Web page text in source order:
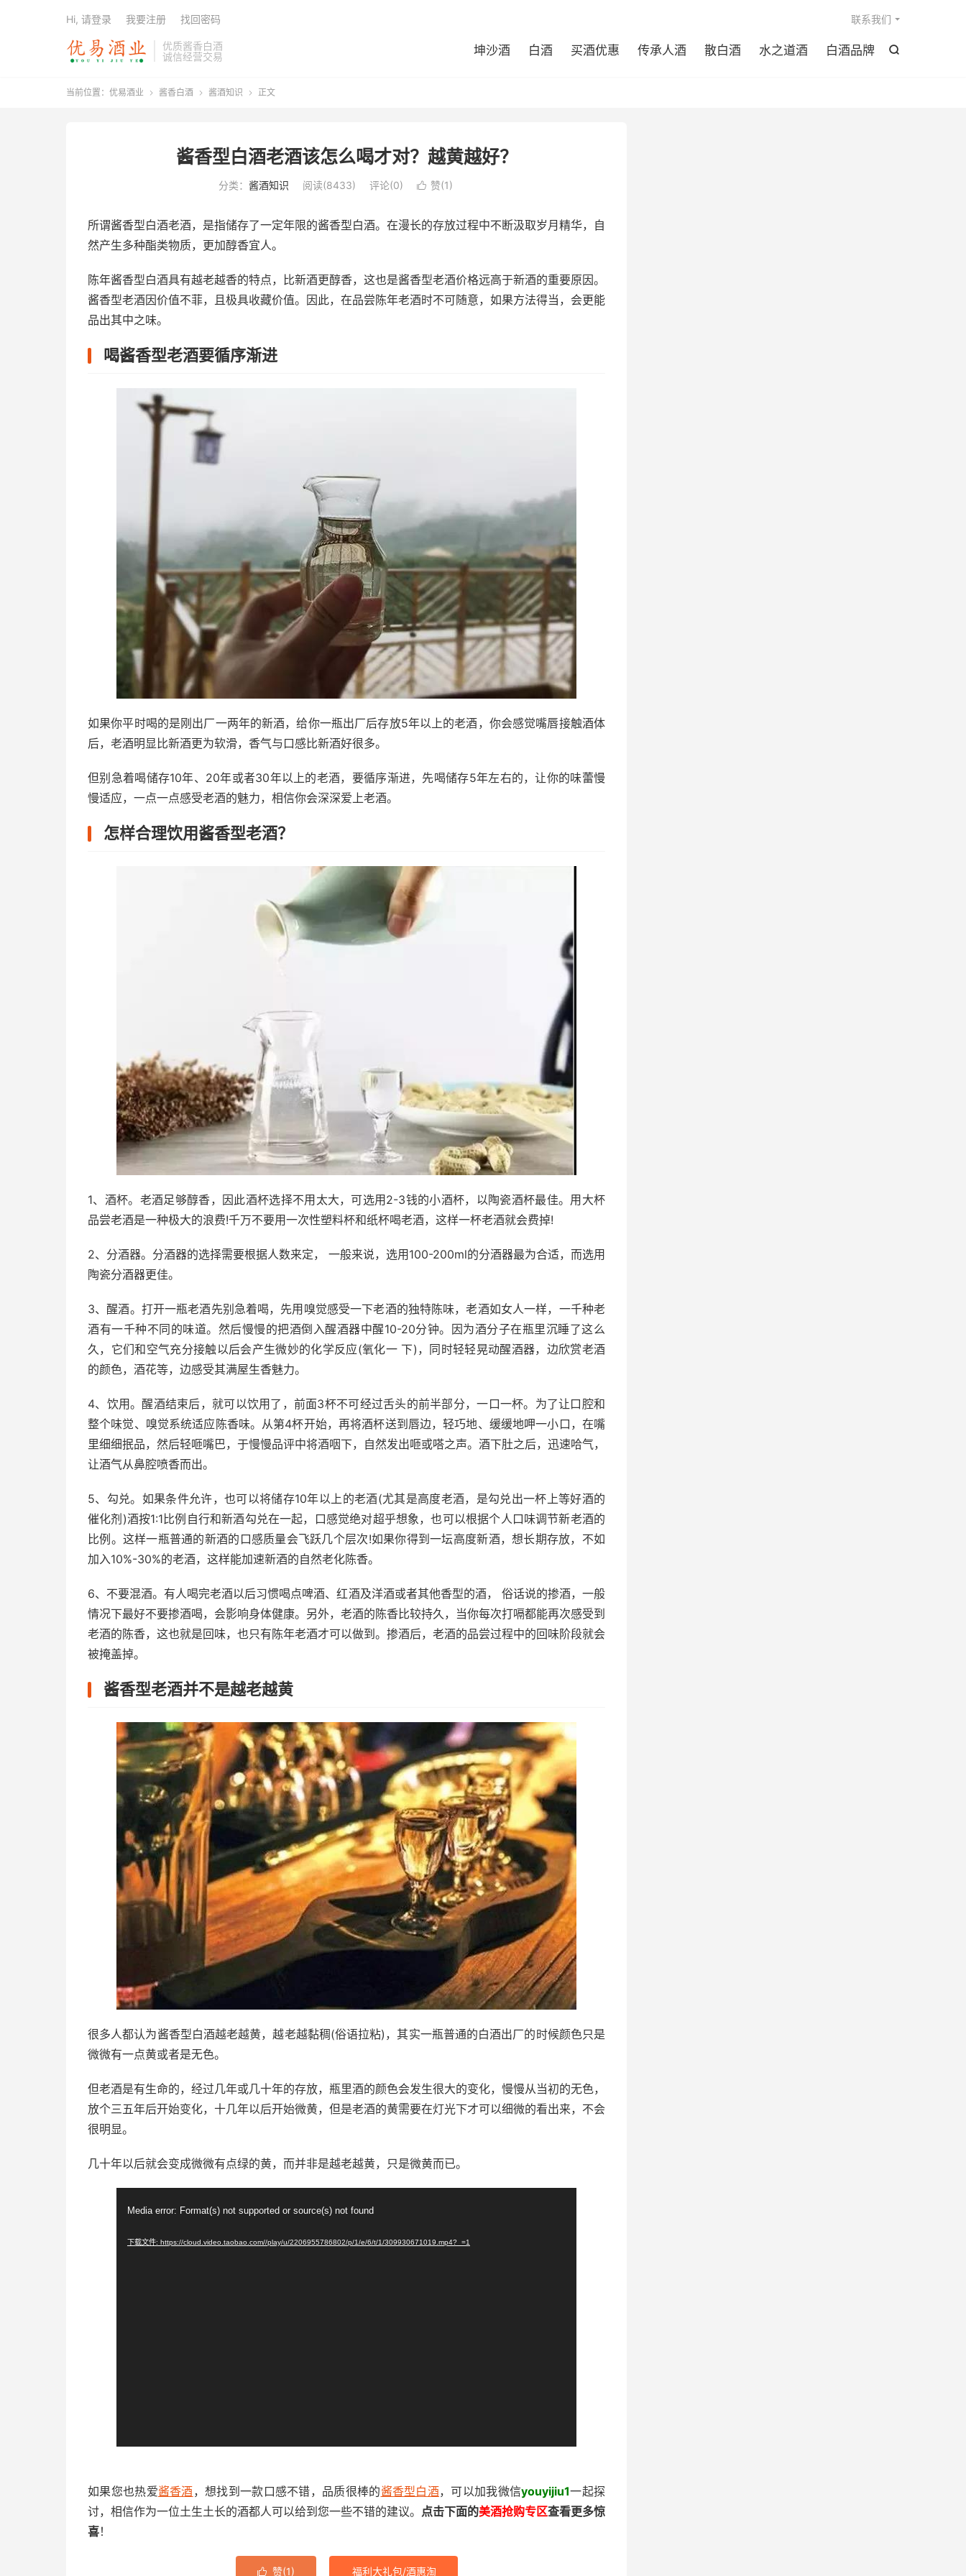
优质酱香白酒
诚信经营交易

坤沙酒 白酒 买酒优惠 传承人酒 散白酒 水之道酒 白酒品牌
联系我们
Hi, 请登录 我要注册 找回密码
当前位置： 优易酒业  酱香白酒  酱酒知识  正文
酱香型白酒老酒该怎么喝才对？越黄越好？
分类： 酱酒知识 阅读(8433) 评论(0)  赞(1)
所谓酱香型白酒老酒，是指储存了一定年限的酱香型白酒。在漫长的存放过程中不断汲取岁月精华，自
然产生多种酯类物质，更加醇香宜人。
陈年酱香型白酒具有越老越香的特点，比新酒更醇香，这也是酱香型老酒价格远高于新酒的重要原因。
酱香型老酒因价值不菲，且极具收藏价值。因此，在品尝陈年老酒时不可随意，如果方法得当，会更能
品出其中之味。
喝酱香型老酒要循序渐进
如果你平时喝的是刚出厂一两年的新酒，给你一瓶出厂后存放5年以上的老酒，你会感觉嘴唇接触酒体
后，老酒明显比新酒更为软滑，香气与口感比新酒好很多。
但别急着喝储存10年、20年或者30年以上的老酒，要循序渐进，先喝储存5年左右的，让你的味蕾慢
慢适应，一点一点感受老酒的魅力，相信你会深深爱上老酒。
怎样合理饮用酱香型老酒？
1、酒杯。老酒足够醇香，因此酒杯选择不用太大，可选用2-3钱的小酒杯，以陶瓷酒杯最佳。用大杯
品尝老酒是一种极大的浪费!千万不要用一次性塑料杯和纸杯喝老酒，这样一杯老酒就会费掉!
2、分酒器。分酒器的选择需要根据人数来定， 一般来说，选用100-200ml的分酒器最为合适，而选用
陶瓷分酒器更佳。
3、醒酒。打开一瓶老酒先别急着喝，先用嗅觉感受一下老酒的独特陈味，老酒如女人一样，一千种老
酒有一千种不同的味道。然后慢慢的把酒倒入醒酒器中醒10-20分钟。因为酒分子在瓶里沉睡了这么
久，它们和空气充分接触以后会产生微妙的化学反应(氧化一 下)，同时轻轻晃动醒酒器，边欣赏老酒
的颜色，酒花等，边感受其满屋生香魅力。
4、饮用。醒酒结束后，就可以饮用了，前面3杯不可经过舌头的前半部分，一口一杯。为了让口腔和
整个味觉、嗅觉系统适应陈香味。从第4杯开始，再将酒杯送到唇边，轻巧地、缓缓地呷一小口，在嘴
里细细抿品，然后轻咂嘴巴，于慢慢品评中将酒咽下，自然发出咂或嗒之声。酒下肚之后，迅速哈气，
让酒气从鼻腔喷香而出。
5、勾兑。如果条件允许，也可以将储存10年以上的老酒(尤其是高度老酒，是勾兑出一杯上等好酒的
催化剂)酒按1:1比例自行和新酒勾兑在一起，口感觉绝对超乎想象，也可以根据个人口味调节新老酒的
比例。这样一瓶普通的新酒的口感质量会飞跃几个层次!如果你得到一坛高度新酒，想长期存放，不如
加入10%-30%的老酒，这样能加速新酒的自然老化陈香。
6、不要混酒。有人喝完老酒以后习惯喝点啤酒、红酒及洋酒或者其他香型的酒， 俗话说的掺酒，一般
情况下最好不要掺酒喝，会影响身体健康。另外，老酒的陈香比较持久，当你每次打嗝都能再次感受到
老酒的陈香，这也就是回味，也只有陈年老酒才可以做到。掺酒后，老酒的品尝过程中的回味阶段就会
被掩盖掉。
酱香型老酒并不是越老越黄
很多人都认为酱香型白酒越老越黄，越老越黏稠(俗语拉粘)，其实一瓶普通的白酒出厂的时候颜色只是
微微有一点黄或者是无色。
但老酒是有生命的，经过几年或几十年的存放，瓶里酒的颜色会发生很大的变化，慢慢从当初的无色，
放个三五年后开始变化，十几年以后开始微黄，但是老酒的黄需要在灯光下才可以细微的看出来，不会
很明显。
几十年以后就会变成微微有点绿的黄，而并非是越老越黄，只是微黄而已。
Media error: Format(s) not supported or source(s) not found
下载文件: https://cloud.video.taobao.com//play/u/2206955786802/p/1/e/6/t/1/309930671019.mp4?_=1
如果您也热爱酱香酒，想找到一款口感不错，品质很棒的酱香型白酒，可以加我微信youyijiu1一起探
讨，相信作为一位土生土长的酒都人可以给到您一些不错的建议。 点击下面的美酒抢购专区查看更多惊
喜！
 赞(1) 福利大礼包/酒惠淘